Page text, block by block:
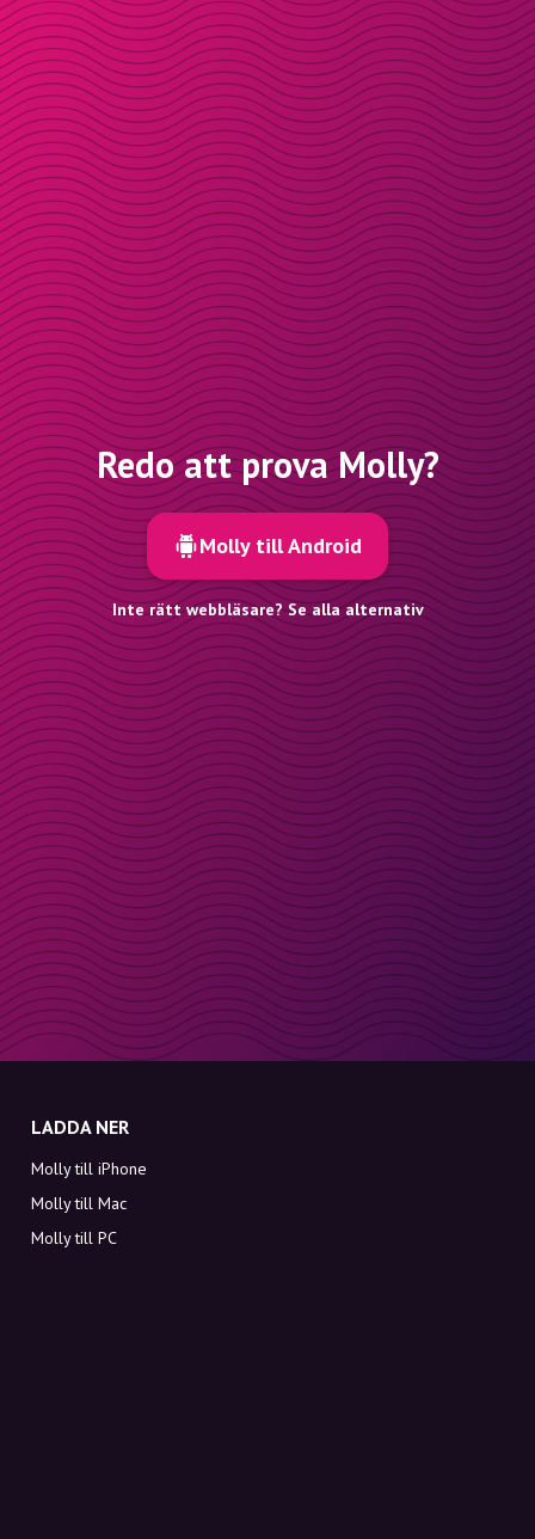
Redo att prova Molly?
Molly till Android
Inte rätt webbläsare? Se alla alternativ
LADDA NER
Molly till iPhone
Molly till Mac
Molly till PC